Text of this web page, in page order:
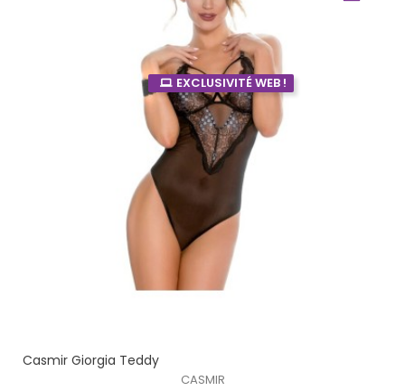
EXCLUSIVITÉ WEB !
Casmir Giorgia Teddy
CASMIR